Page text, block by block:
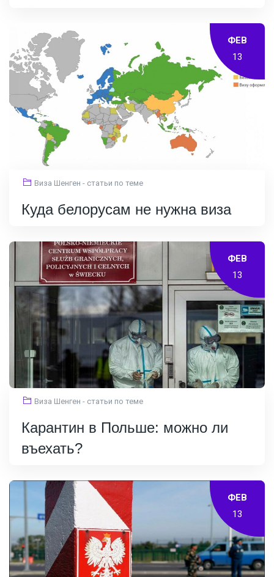
ФЕВ
13
Виза Шенген - статьи по теме
Куда белорусам не нужна виза
ФЕВ
13
Виза Шенген - статьи по теме
Карантин в Польше: можно ли
въехать?
ФЕВ
13